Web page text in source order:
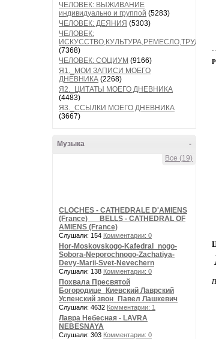
ЧЕЛОВЕК: ВЫЖИВАНИЕ
индивидуально и группой (5283)
ЧЕЛОВЕК: ДЕЯНИЯ (5303)
ЧЕЛОВЕК:
ИСКУССТВО,КУЛЬТУРА,РЕМЕСЛО,ТРУД
(7368)
ЧЕЛОВЕК: СОЦИУМ (9166)
Я1._МОИ ЗАПИСИ МОЕГО
ДНЕВНИКА (2268)
Я2._ЦИТАТЫ МОЕГО ДНЕВНИКА
(4483)
Я3._ССЫЛКИ МОЕГО ДНЕВНИКА
(3667)
-
Музыка
Все (19)
CLOCHES - CATHEDRALE D'AMIENS
(France) __ BELLS - CATHEDRAL OF
AMIENS (France)
Слушали: 154 Комментарии: 0
Hor-Moskovskogo-Kafedral_nogo-
Sobora-Neporochnogo-Zachatiya-
Devy-Marii-Svet-Nevechern
Слушали: 138 Комментарии: 0
Похвала Пресвятой
Богородице_Киевский Лаврский
Успенский звон_Павел Лашкевич
Слушали: 4632 Комментарии: 1
Лавра Небесная - LAVRA
NEBESNAYA
Слушали: 303 Комментарии: 0